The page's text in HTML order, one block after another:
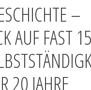
–
AUF FAST 15
20 JAHRE